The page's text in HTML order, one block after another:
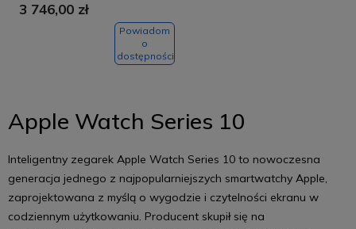
pasek Black Sport
3 746,00 zł
Powiadom
o
dostępności
Apple Watch Series 10
Inteligentny zegarek Apple Watch Series 10 to nowoczesna
generacja jednego z najpopularniejszych smartwatchy Apple,
zaprojektowana z myślą o wygodzie i czytelności ekranu w
codziennym użytkowaniu. Producent skupił się na